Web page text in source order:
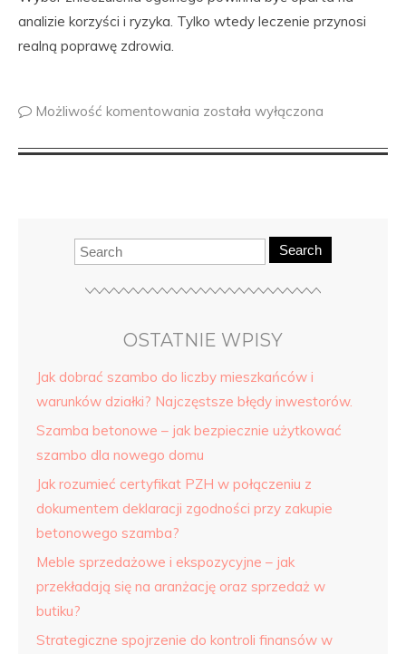
analizie korzyści i ryzyka. Tylko wtedy leczenie przynosi
realną poprawę zdrowia.
Możliwość komentowania została wyłączona
Search
OSTATNIE WPISY
Jak dobrać szambo do liczby mieszkańców i
warunków działki? Najczęstsze błędy inwestorów.
Szamba betonowe – jak bezpiecznie użytkować
szambo dla nowego domu
Jak rozumieć certyfikat PZH w połączeniu z
dokumentem deklaracji zgodności przy zakupie
betonowego szamba?
Meble sprzedażowe i ekspozycyjne – jak
przekładają się na aranżację oraz sprzedaż w
butiku?
Strategiczne spojrzenie do kontroli finansów w